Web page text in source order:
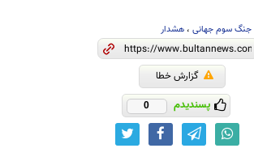
جنگ سوم جهانی ، هشدار
گزارش خطا
پسندیدم 0